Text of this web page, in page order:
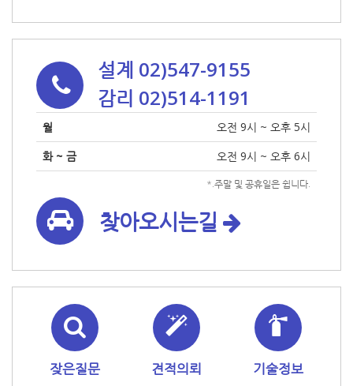
설계 02)547-9155
감리 02)514-1191
월
오전 9시 ~ 오후 5시
화 ~ 금
오전 9시 ~ 오후 6시
*.주말 및 공휴일은 쉽니다.
찾아오시는길
잦은질문 견적의뢰 기술정보